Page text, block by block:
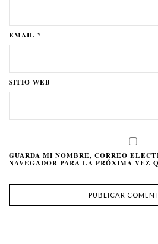
EMAIL *
SITIO WEB
GUARDA MI NOMBRE, CORREO
NAVEGADOR PARA LA PRÓXIMA VEZ